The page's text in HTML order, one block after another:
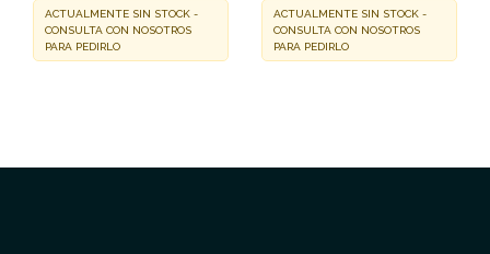
ACTUALMENTE SIN STOCK -
CONSULTA CON NOSOTROS
PARA PEDIRLO
ACTUALMENTE SIN STOCK -
CONSULTA CON NOSOTROS
PARA PEDIRLO